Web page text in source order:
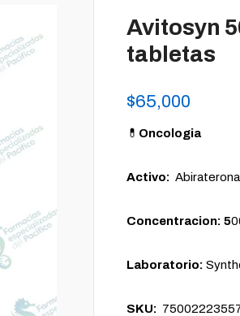
Avitosyn
tabletas
$65,000
💊 Oncologia
Activo: Abiraterona
Concentracion: 5
Laboratorio:
SKU: